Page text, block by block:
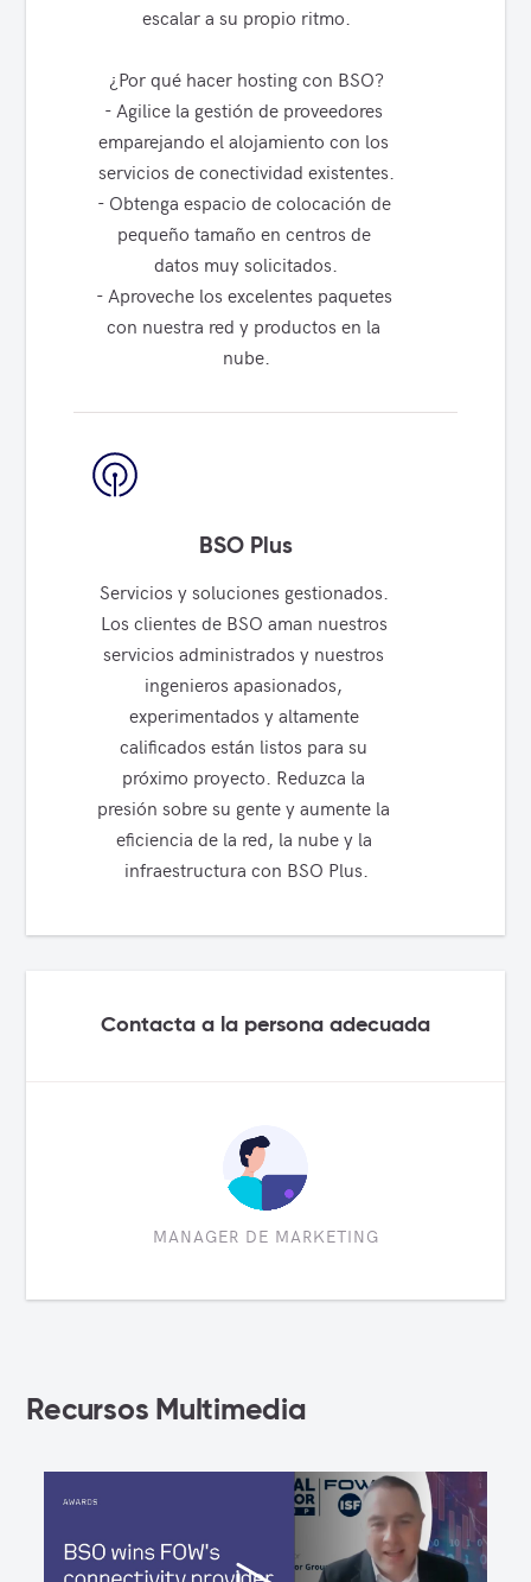
escalar a su propio ritmo.
¿Por qué hacer hosting con BSO?
- Agilice la gestión de proveedores
emparejando el alojamiento con los
servicios de conectividad existentes.
- Obtenga espacio de colocación de
pequeño tamaño en centros de
datos muy solicitados.
- Aproveche los excelentes paquetes
con nuestra red y productos en la
nube.
BSO Plus
Servicios y soluciones gestionados.
Los clientes de BSO aman nuestros
servicios administrados y nuestros
ingenieros apasionados,
experimentados y altamente
calificados están listos para su
próximo proyecto. Reduzca la
presión sobre su gente y aumente la
eficiencia de la red, la nube y la
infraestructura con BSO Plus.
Contacta a la persona adecuada
MANAGER DE MARKETING
Recursos Multimedia